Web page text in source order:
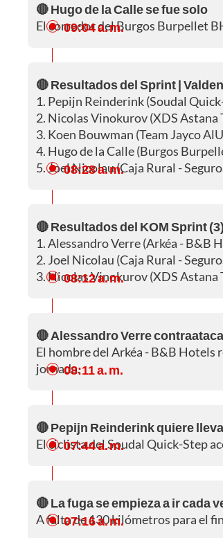
🔴 Hugo de la Calle se fue solo
El corredor del Burgos Burpellet
09:04 a. m.
🔴 Resultados del Sprint |
1. Pepijn Reinderink (Soudal
2. Nicolas Vinokurov (XDS Astana
3. Koen Bouwman (Team Jayco
4. Hugo de la Calle (Burgos
5. Joel Nicolau (Caja Rural -
08:28 a. m.
🔴 Resultados del KOM Sprint
1. Alessandro Verre (Arkéa - B&B
2. Joel Nicolau (Caja Rural -
3. Nicolas Vinokurov (XDS Astana
08:12 a. m.
🔴 Alessandro Verre contraataca
El hombre del Arkéa - B&B Hotels
jornada.08:11 a. m.
🔴 Pepijn Reinderink quiere
El ciclista del Soudal Quick-Step
07:44 a. m.
🔴 La fuga se empieza a ir cada
A falta de 130 kilómetros para el
07:16 a. m.